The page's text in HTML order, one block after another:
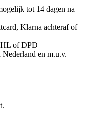
tot 14 dagen na
Klarna achteraf of
of DPD
en m.u.v.